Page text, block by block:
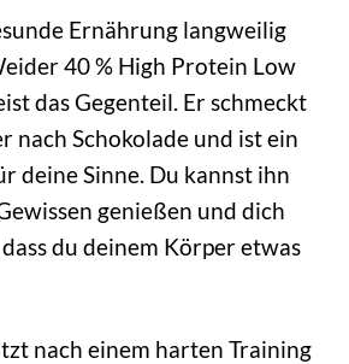
Ernährung langweilig
40 % High Protein Low
das Gegenteil. Er schmeckt
nach Schokolade und ist ein
deine Sinne. Du kannst ihn
genießen und dich
du deinem Körper etwas
nach einem harten Training